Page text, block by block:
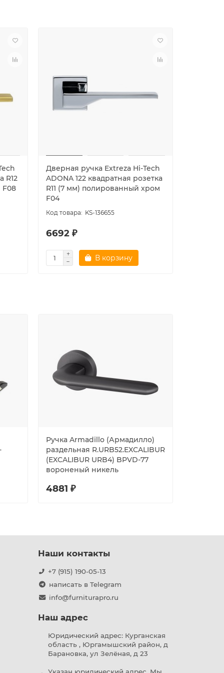
R12
F08
Дверная ручка Extreza Hi-Tech
ADONA 122 квадратная розетка
R11 (7 мм) полированный хром
F04
KS-136655
6692 ₽
В корзину
Ручка Armadillo (Армадилло)
раздельная R.URB52.EXCALIBUR
(EXCALIBUR URB4) BPVD-77
вороненый никель
4881 ₽
Наши контакты
+7 (915) 190-05-13
написать в Telegram
info@furniturapro.ru
Наш адрес
Юридический адрес: Курганская
область , Юргамышский район, д
Барановка, ул Зелёная, д 23